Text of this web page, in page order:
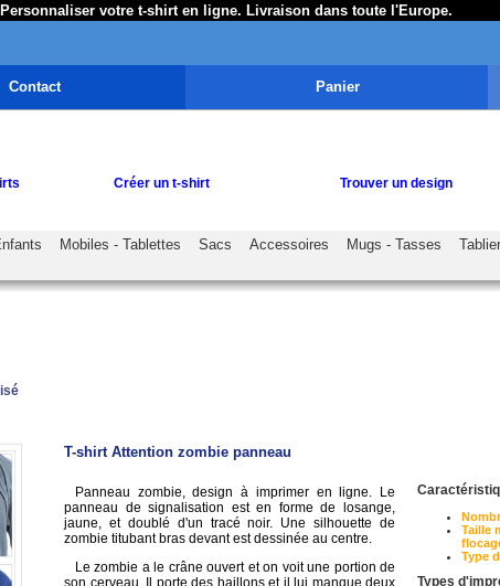
Personnaliser votre t-shirt en ligne. Livraison dans toute l'Europe.
Contact Panier
Créer un t-shirt Trouver un design
Mobiles - Tablettes Sacs Accessoires Mugs - Tasses
T-shirt Attention zombie panneau
Panneau zombie, design à imprimer en ligne. Le
panneau de signalisation est en forme de losange,
jaune, et doublé d'un tracé noir. Une silhouette de
zombie titubant bras devant est dessinée au centre.
Le zombie a le crâne ouvert et on voit une portion de
son cerveau. Il porte des haillons et il lui manque deux
Taille
Type
Types